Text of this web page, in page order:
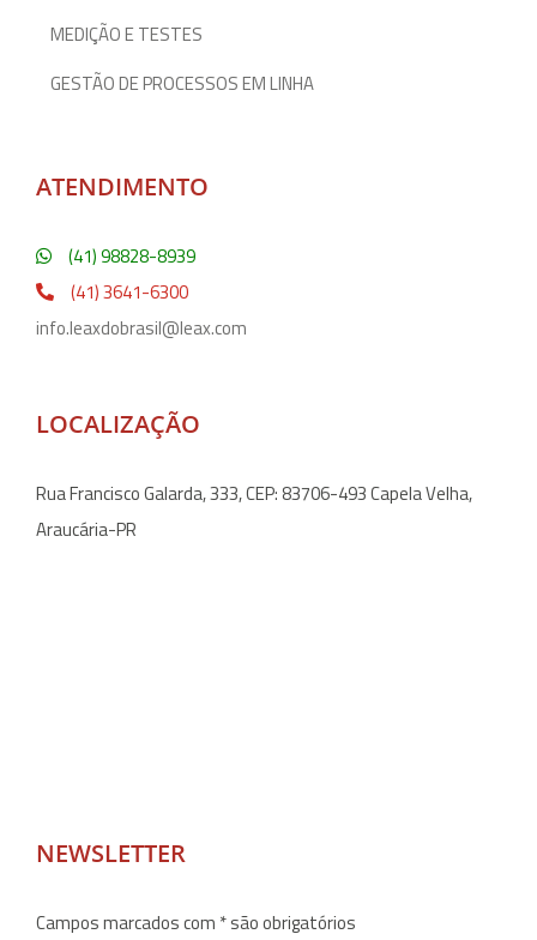
MEDIÇÃO E TESTES
GESTÃO DE PROCESSOS EM LINHA
ATENDIMENTO
(41) 98828-8939
(41) 3641-6300
info.leaxdobrasil@leax.com
LOCALIZAÇÃO
Rua Francisco Galarda, 333, CEP: 83706-493 Capela Velha,
Araucária-PR
NEWSLETTER
Campos marcados com * são obrigatórios